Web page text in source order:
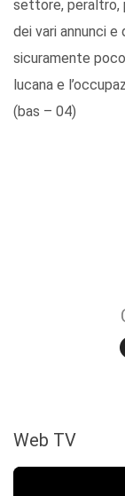
settore, peraltro,
dei vari annunci
sicuramente
lucana e
(bas – 04)
Web TV